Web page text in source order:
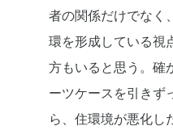
者の関係だけでなく
環を形成している視
方もいると思う。確
ーツケースを引きず
ら、住環境が悪化し